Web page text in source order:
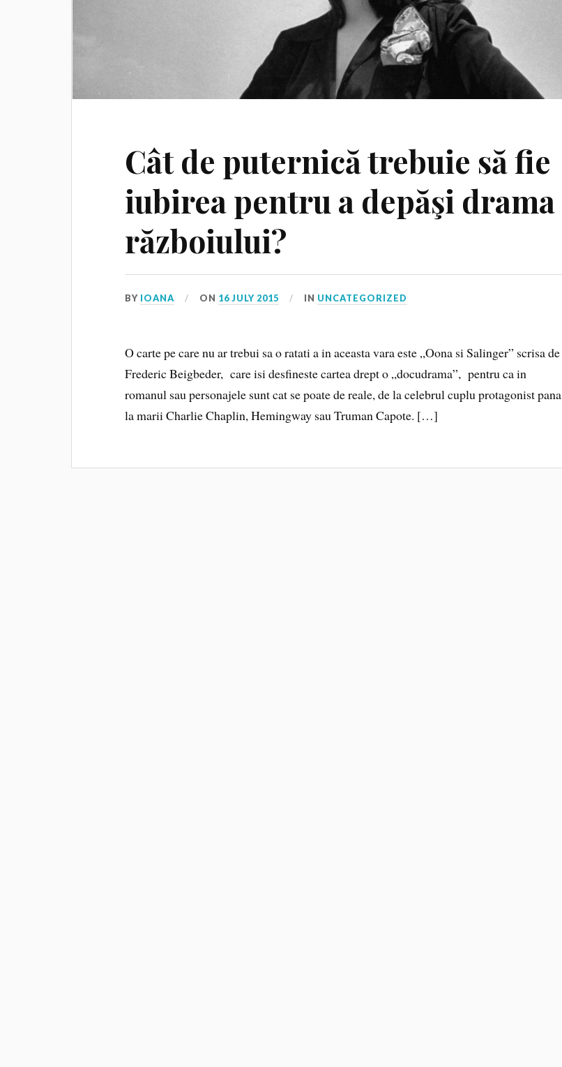
Cât de puternică trebuie să fie
iubirea pentru a depăşi drama
războiului?
BY IOANA ON 16 JULY 2015 IN UNCATEGORIZED
O carte pe care nu ar trebui sa o ratati a in aceasta vara este „Oona si Salinger” scrisa de
Frederic Beigbeder, care isi desfineste cartea drept o „docudrama”, pentru ca in
romanul sau personajele sunt cat se poate de reale, de la celebrul cuplu protagonist pana
la marii Charlie Chaplin, Hemingway sau Truman Capote. […]